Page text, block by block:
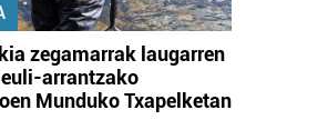
zegamarrak laugarren
arrantzako
Munduko Txapelketan